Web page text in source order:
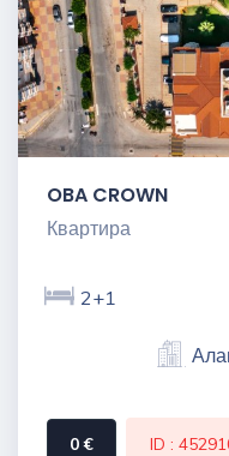
OBA CROWN
Квартира
2+1
0 € ID :